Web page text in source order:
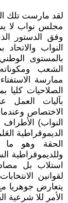
لقد مارست تلك
مجلس نواب لا
وفق الدستور
النواب
بالمستوى
الشعب
ممارسة
الصلاحيات كليا
بآليات العمل
الاختصاص
النواب) الأطراف
الديموقراطية
الحقة وهو ما
وللديموقراطية
استلاب بل
لقوانين
يتعارض جوهريا
الأمر للا شرعية